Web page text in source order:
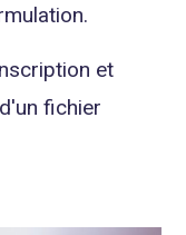
et
fichier